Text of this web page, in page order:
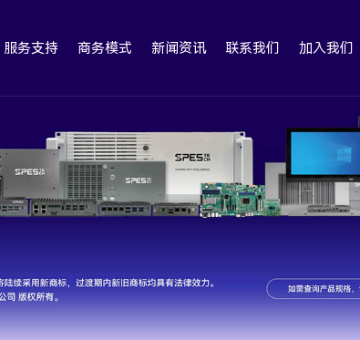
服务支持 商务模式 新闻资讯 联系我们 加入我们